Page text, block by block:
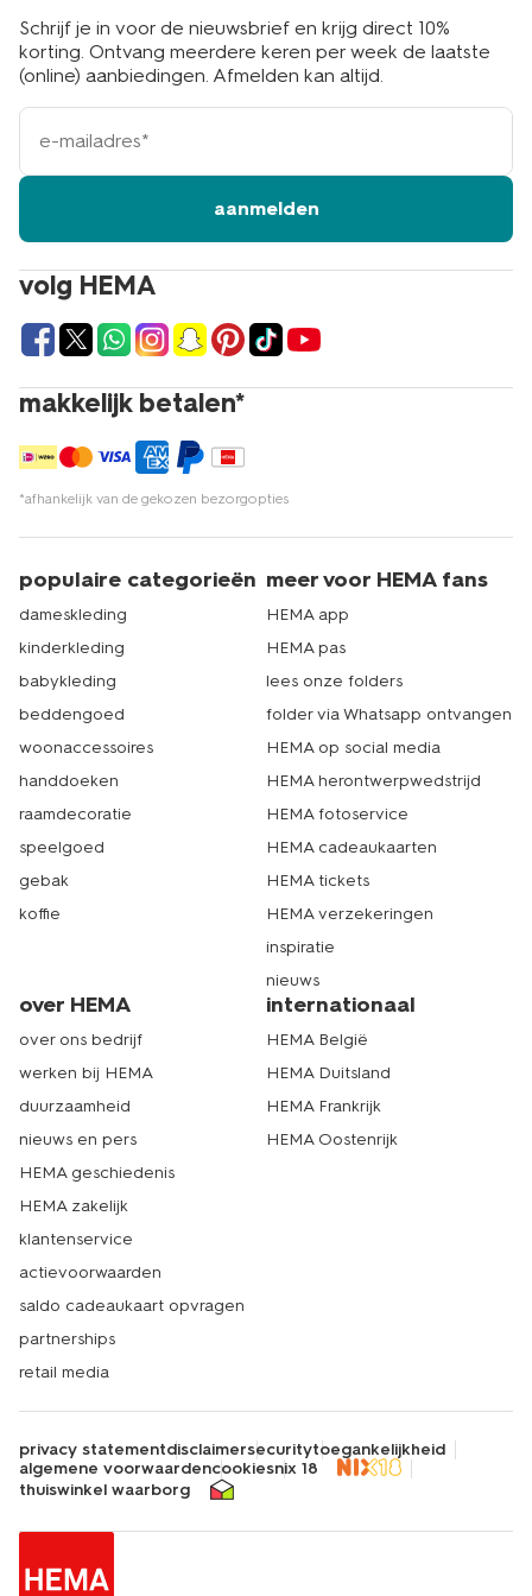
volg HEMA
makkelijk betalen*
*afhankelijk van de gekozen bezorgopties
Schrijf je in voor de nieuwsbrief en krijg direct 10%
korting. Ontvang meerdere keren per week de laatste
(online) aanbiedingen. Afmelden kan altijd.
e-
mailadres
aanmelden
populaire categorieën
dameskleding
kinderkleding
babykleding
beddengoed
woonaccessoires
handdoeken
raamdecoratie
speelgoed
gebak
koffie
meer voor HEMA fans
HEMA app
HEMA pas
lees onze folders
folder via Whatsapp ontvangen
HEMA op social media
HEMA herontwerpwedstrijd
HEMA fotoservice
HEMA cadeaukaarten
HEMA tickets
HEMA verzekeringen
inspiratie
nieuws
over HEMA
over ons bedrijf
werken bij HEMA
duurzaamheid
nieuws en pers
HEMA geschiedenis
HEMA zakelijk
klantenservice
actievoorwaarden
saldo cadeaukaart opvragen
partnerships
retail media
internationaal
HEMA België
HEMA Duitsland
HEMA Frankrijk
HEMA Oostenrijk
privacy statementdisclaimersecuritytoegankelijkheid
algemene voorwaardencookiesnix 18
thuiswinkel waarborg